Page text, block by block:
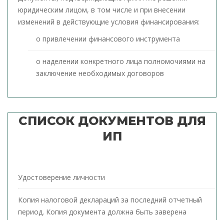
юридическим лицом, в том числе и при внесении
изменений в действующие условия финансирования:
о привлечении финансового инструмента
о наделении конкретного лица полномочиями на
заключение необходимых договоров
СПИСОК ДОКУМЕНТОВ ДЛЯ
ИП
Удостоверение личности
Копия налоговой деклараций за последний отчетный
период. Копия документа должна быть заверена